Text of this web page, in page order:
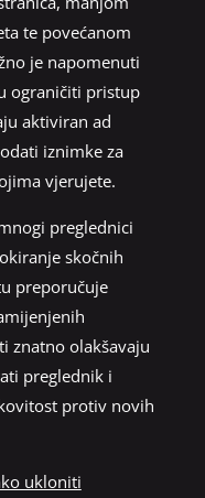
te povećanom
je napomenuti
ograničiti pristup
aktiviran ad
iznimke za
vjerujete.
preglednici
skočnih
preporučuje
znatno olakšavaju
preglednik i
protiv novih
ukloniti